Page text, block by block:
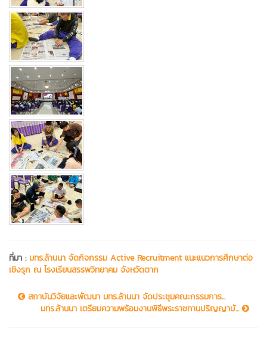
ที่มา : มทร.ล้านนา จัดกิจกรรม Active Recruitment แนะแนวการศึกษาต่อ
เชิงรุก ณ โรงเรียนสรรพวิทยาคม จังหวัดตาก
สถาบันวิจัยและพัฒนา มทร.ล้านนา จัดประชุมคณะกรรมการ...
มทร.ล้านนา เตรียมความพร้อมงานพิธีพระราชทานปริญญาบั...